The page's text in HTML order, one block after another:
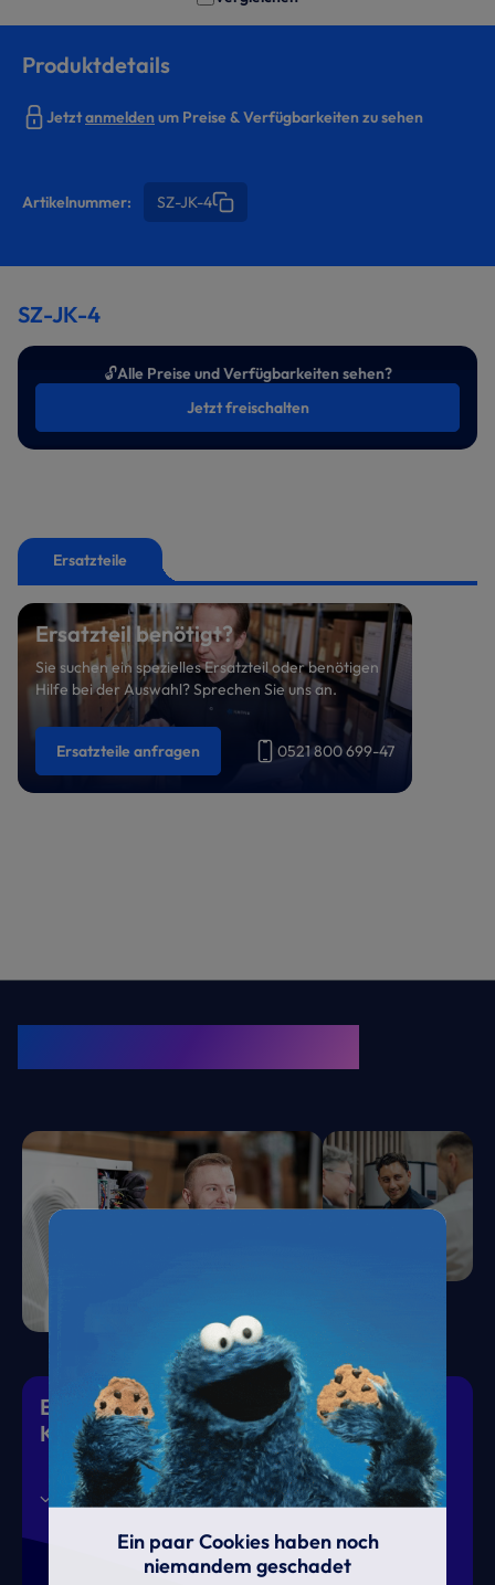
Produktdetails
Jetztanmeldenum Preise & Verfügbarkeiten zu sehen
Artikelnummer: SZ-JK-4
SZ-JK-4
🔓Alle Preise und Verfügbarkeiten sehen?
Jetzt freischalten
Ersatzteile
Ersatzteil benötigt?
Sie suchen ein spezielles Ersatzteil oder benötigen
Hilfe bei der Auswahl? Sprechen Sie uns an.
Ersatzteile anfragen 0521 800 699-47
Eiskalte Deals & heiße News für gutes
Klima
Aktionen News Termine
Ein paar Cookies haben noch
niemandem geschadet